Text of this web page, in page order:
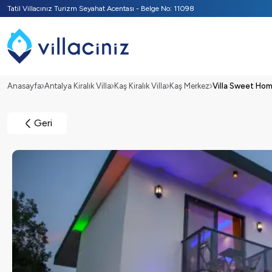
Tatil Villacınız Turizm Seyahat Acentası - Belge No: 11098
Anasayfa Antalya Kiralık Villa Kaş Kiralık Villa Kaş Merkez Villa Sweet
Geri